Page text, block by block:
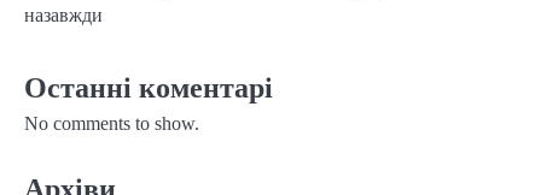
назавжди
Останні коментарі
No comments to show.